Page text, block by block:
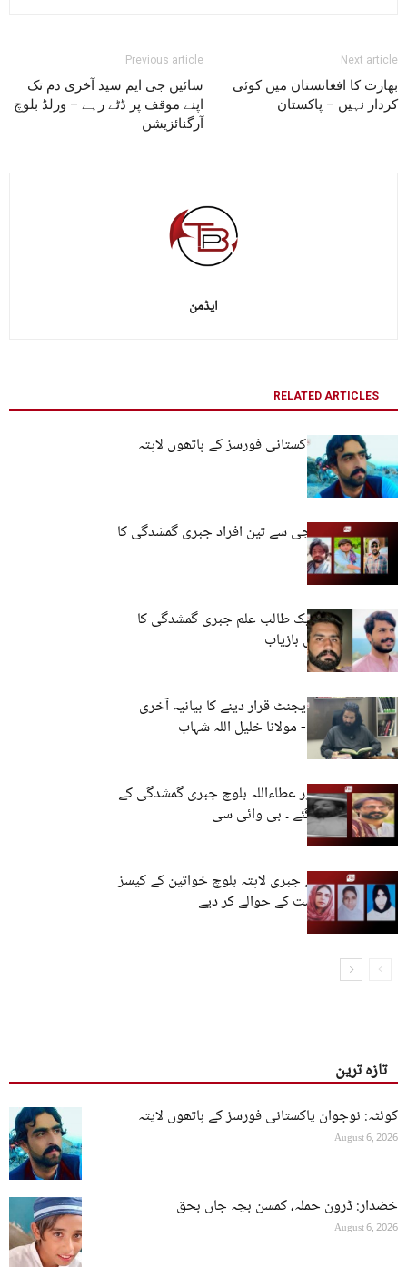
Previous article
سائیں جی ایم سید آخری دم تک
اپنے موقف پر ڈٹے رہے – ورلڈ بلوچ
آرگنائزیشن
Next article
بھارت کا افغانستان میں کوئی
کردار نہیں – پاکستان
ایڈمن
RELATED ARTICLES
کوئٹہ: نوجوان پاکستانی فورسز کے ہاتھوں لاپتہ
مستونگ اور کراچی سے تین افراد جبری گمشدگی کا
شکار
حب، مستونگ: ایک طالب علم جبری گمشدگی کا
شکار، ایک شخص بازیاب
بلوچ کو انڈیا کا ایجنٹ قرار دینے کا بیانیہ آخری
سانسیں لے رہا ہے- مولانا خلیل اللہ شہاب
سلمان بنگلزئی اور عطاءاللہ بلوچ جبری گمشدگی کے
بعد قتل کر دیے گئے ۔ بی وائی سی
وی بی ایم پی نے جبری لاپتہ بلوچ خواتین کے کیسز
کمیشن اور حکومت کے حوالے کر دیے
تازہ ترین
کوئٹہ: نوجوان پاکستانی فورسز کے ہاتھوں لاپتہ
August 6, 2026
خضدار: ڈرون حملہ، کمسن بچہ جاں بحق
August 6, 2026